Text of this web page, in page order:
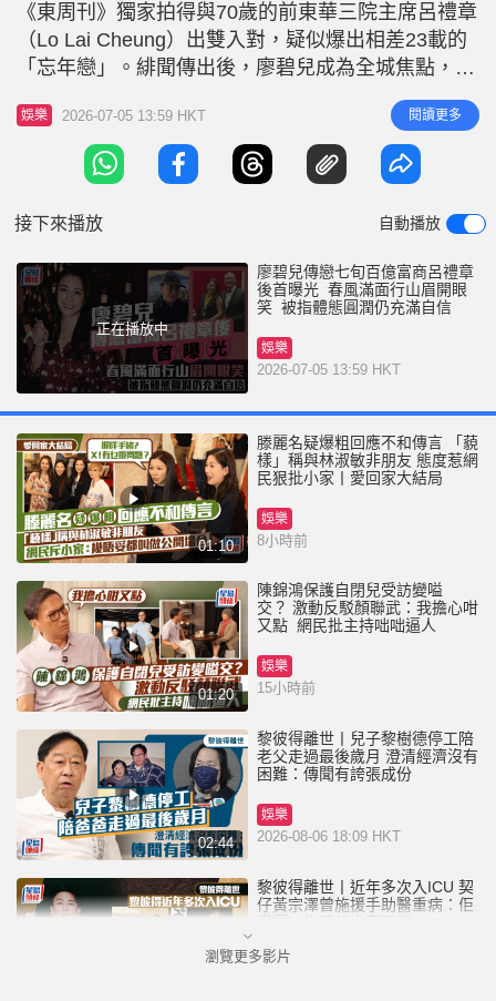
i
n
r
e
《東周刊》獨家拍得與70歲的前東華三院主席呂禮章
（Lo Lai Cheung）出雙入對，疑似爆出相差23載的
「忘年戀」。緋聞傳出後，廖碧兒成為全城焦點，但
她似乎未受影響，更在緋聞曝光後首次更新社交媒
體，上載一段行山影片，心情極佳，春風滿面。 廖
碧兒傳緋聞後春風滿面 影片中，廖碧兒由室內走到
戶外，大玩變裝。起初素顏出鏡的她，對著鏡頭露出
娛樂 2026-07-05 13:59 HKT 閱讀更多
接下來播放 自動播放
正在播放中
廖碧兒傳戀七旬百億富商呂禮章
後首曝光 春風滿面行山眉開眼
笑 被指體態圓潤仍充滿自信
娛樂
2026-07-05 13:59 HKT
01:10
滕麗名疑爆粗回應不和傳言 「藐
樣」稱與林淑敏非朋友 態度惹網
民狠批小家丨愛回家大結局
娛樂
8小時前
01:20
陳錦鴻保護自閉兒受訪變嗌
交？ 激動反駁顏聯武：我擔心咁
又點 網民批主持咄咄逼人
娛樂
15小時前
02:44
黎彼得離世丨兒子黎樹德停工陪
老父走過最後歲月 澄清經濟沒有
困難：傳聞有誇張成份
娛樂
2026-08-06 18:09 HKT
黎彼得離世丨近年多次入ICU 契
仔黃宗澤曾施援手助醫重病：佢
娛樂
瀏覽更多影片